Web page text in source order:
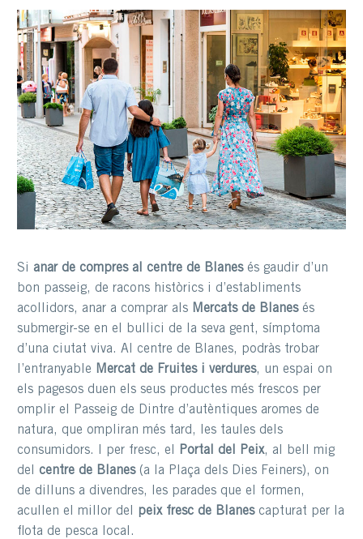
Si anar de compres al centre de Blanesés gaudir d’un
bon passeig, de racons històrics i d’establiments
acollidors, anar a comprar als Mercats de Blanesés
submergir-se en el bullici de la seva gent, símptoma
d’una ciutat viva. Al centre de Blanes, podràs trobar
l’entranyable Mercat de Fruites i verdures, un espai on
els pagesos duen els seus productes més frescos per
omplir el Passeig de Dintre d’autèntiques aromes de
natura, que ompliran més tard, les taules dels
consumidors. I per fresc, el
Portal del Peix, al bell mig
del centre de Blanes(a la Plaça dels Dies Feiners), on
de dilluns a divendres, les parades que el formen,
acullen el millor del peix fresc de Blanescapturat per la
flota de pesca local.